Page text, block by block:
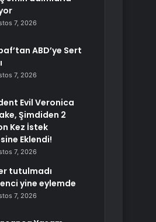
7, 2026
ABD’ye Sert
7, 2026
Evil Veronica
Şimdiden 2
Kez İstek
Eklendi!
7, 2026
tutulmadı
yine eylemde
7, 2026